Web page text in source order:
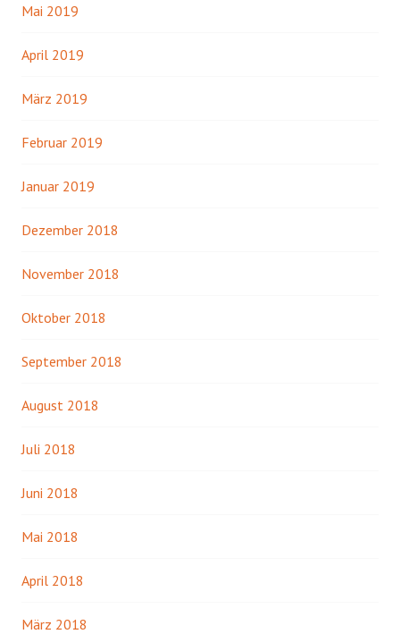
Mai 2019
April 2019
März 2019
Februar 2019
Januar 2019
Dezember 2018
November 2018
Oktober 2018
September 2018
August 2018
Juli 2018
Juni 2018
Mai 2018
April 2018
März 2018